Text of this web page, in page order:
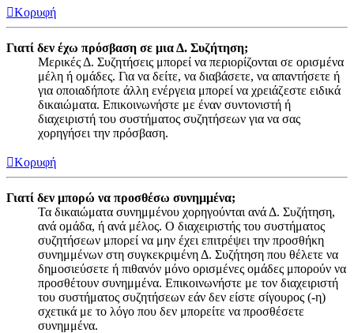
Κορυφή
Γιατί δεν έχω πρόσβαση σε μια Δ. Συζήτηση;
Μερικές Δ. Συζητήσεις μπορεί να περιορίζονται σε ορισμένα
μέλη ή ομάδες. Για να δείτε, να διαβάσετε, να απαντήσετε ή
για οποιαδήποτε άλλη ενέργεια μπορεί να χρειάζεστε ειδικά
δικαιώματα. Επικοινωνήστε με έναν συντονιστή ή
διαχειριστή του συστήματος συζητήσεων για να σας
χορηγήσει την πρόσβαση.
Κορυφή
Γιατί δεν μπορώ να προσθέσω συνημμένα;
Τα δικαιώματα συνημμένου χορηγούνται ανά Δ. Συζήτηση,
ανά ομάδα, ή ανά μέλος. Ο διαχειριστής του συστήματος
συζητήσεων μπορεί να μην έχει επιτρέψει την προσθήκη
συνημμένων στη συγκεκριμένη Δ. Συζήτηση που θέλετε να
δημοσιεύσετε ή πιθανόν μόνο ορισμένες ομάδες μπορούν να
προσθέτουν συνημμένα. Επικοινωνήστε με τον διαχειριστή
του συστήματος συζητήσεων εάν δεν είστε σίγουρος (-η)
σχετικά με το λόγο που δεν μπορείτε να προσθέσετε
συνημμένα.